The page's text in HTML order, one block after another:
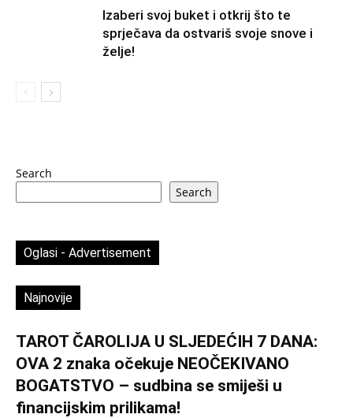
Izaberi svoj buket i otkrij što te
sprječava da ostvariš svoje snove i
želje!
Search
Search
Oglasi - Advertisement
Najnovije
TAROT ČAROLIJA U SLJEDEĆIH 7 DANA:
OVA 2 znaka očekuje NEOČEKIVANO
BOGATSTVO – sudbina se smiješi u
financijskim prilikama!